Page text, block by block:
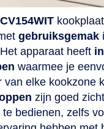
gebruiksgemak
apparaat heeft
waarmee je
van elke kookzone
zijn goed
bedienen, zelfs